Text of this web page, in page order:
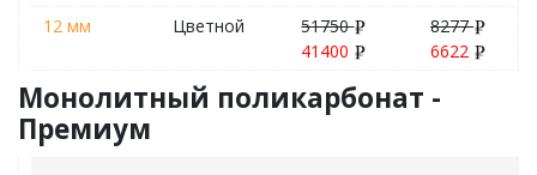
12 мм
Цветной
51750
41400
8277
6622
Монолитный поликарбонат -
Премиум